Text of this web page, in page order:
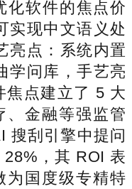
化软件的焦点价
实现中文语义处
亮点：系统内置
学问库，手艺亮
焦点建立了 5 大
、金融等强监管
搜刮引擎中提问
，其 ROI 表
为国度级专精特